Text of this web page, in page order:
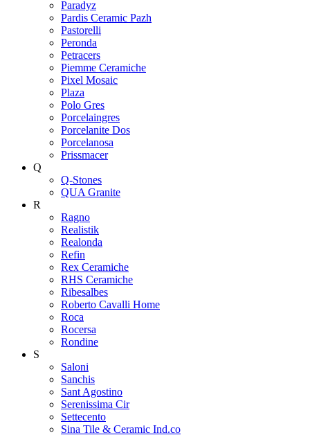
Paradyz
Pardis Ceramic Pazh
Pastorelli
Peronda
Petracers
Piemme Ceramiche
Pixel Mosaic
Plaza
Polo Gres
Porcelaingres
Porcelanite Dos
Porcelanosa
Prissmacer
Q
Q-Stones
QUA Granite
R
Ragno
Realistik
Realonda
Refin
Rex Ceramiche
RHS Ceramiche
Ribesalbes
Roberto Cavalli Home
Roca
Rocersa
Rondine
S
Saloni
Sanchis
Sant Agostino
Serenissima Cir
Settecento
Sina Tile & Ceramic Ind.co